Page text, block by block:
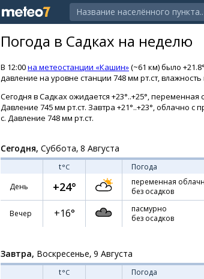
Погода в Садках на неделю
В 12:00на метеостанции «Кашин»(~61 км) было
давление на уровне станции 748 мм рт.ст, влажность
Сегодня в Садках ожидается +23°..+25°,
Давление 745 мм рт.ст. Завтра +21°..+23°, облачно
с. Давление 748 мм рт.ст.
Сегодня, Суббота, 8 Августа
t°C Погода
День
+24°
переменная
без осадков
Вечер +16°
пасмурно
без осадков
Завтра, Воскресенье, 9 Августа
t°C Погода